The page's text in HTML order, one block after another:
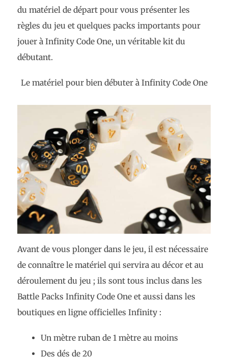
du matériel de départ pour vous présenter les
règles du jeu et quelques packs importants pour
jouer à Infinity Code One, un véritable kit du
débutant.
Le matériel pour bien débuter à Infinity Code One
Avant de vous plonger dans le jeu, il est nécessaire
de connaître le matériel qui servira au décor et au
déroulement du jeu ; ils sont tous inclus dans les
Battle Packs Infinity Code One et aussi dans les
boutiques en ligne officielles Infinity :
Un mètre ruban de 1 mètre au moins
Des dés de 20